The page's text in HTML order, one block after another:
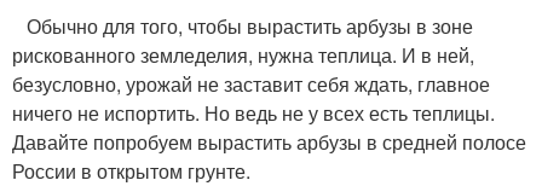
Обычно для того, чтобы вырастить арбузы в зоне
рискованного земледелия, нужна теплица. И в ней,
безусловно, урожай не заставит себя ждать, главное
ничего не испортить. Но ведь не у всех есть теплицы.
Давайте попробуем вырастить арбузы в средней полосе
России в открытом грунте.